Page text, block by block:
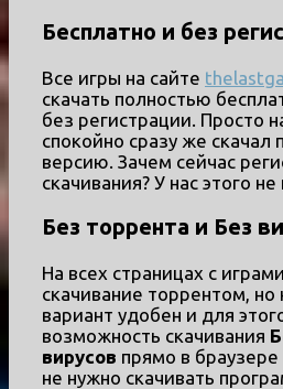
Бесплатно и без
Все игры на сайте
скачать полностью
без регистрации. Просто
спокойно сразу же
версию. Зачем сейчас
скачивания? У нас этого
Без торрента и Без
На всех страницах с
скачивание торрентом, но
вариант удобен и для
возможность скачивания
вирусов прямо в
не нужно скачивать